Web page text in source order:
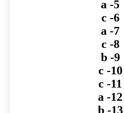
5- a
6- c
7- a
8- c
9- b
10- c
11- c
12- a
13- b